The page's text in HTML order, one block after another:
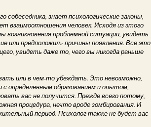
знает психологические законы,
взаимоотношения человек. Исходя из этого
возникновения проблемной ситуации, увидеть
или предположил» причины появления. Все это
увидеть даже то, чего вы никогда раньше
или в чем-то убеждать. Это невозможно,
определенным образованием и опытом,
вас не получится. Прежде всего потому,
процедура, нечто вроде зомбирования. И
период. Психолог также не будет вас